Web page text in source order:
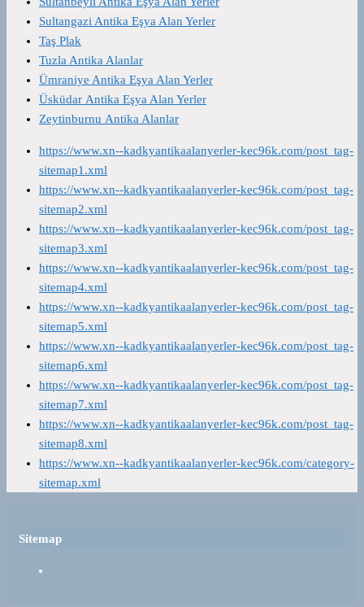
Sultangazi Antika Eşya Alan Yerler
Taş Plak
Tuzla Antika Alanlar
Ümraniye Antika Eşya Alan Yerler
Üsküdar Antika Eşya Alan Yerler
Zeytinburnu Antika Alanlar
https://www.xn--kadkyantikaalanyerler-kec96k.com/post_tag-
sitemap1.xml
https://www.xn--kadkyantikaalanyerler-kec96k.com/post_tag-
sitemap2.xml
https://www.xn--kadkyantikaalanyerler-kec96k.com/post_tag-
sitemap3.xml
https://www.xn--kadkyantikaalanyerler-kec96k.com/post_tag-
sitemap4.xml
https://www.xn--kadkyantikaalanyerler-kec96k.com/post_tag-
sitemap5.xml
https://www.xn--kadkyantikaalanyerler-kec96k.com/post_tag-
sitemap6.xml
https://www.xn--kadkyantikaalanyerler-kec96k.com/post_tag-
sitemap7.xml
https://www.xn--kadkyantikaalanyerler-kec96k.com/post_tag-
sitemap8.xml
https://www.xn--kadkyantikaalanyerler-kec96k.com/category-
sitemap.xml
Sitemap